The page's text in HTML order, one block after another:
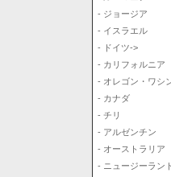
- ジョージア
- イスラエル
- ドイツ->
- カリフォルニア
- オレゴン・ワシ
- カナダ
- チリ
- アルゼンチン
- オーストラリア
- ニュージーラン